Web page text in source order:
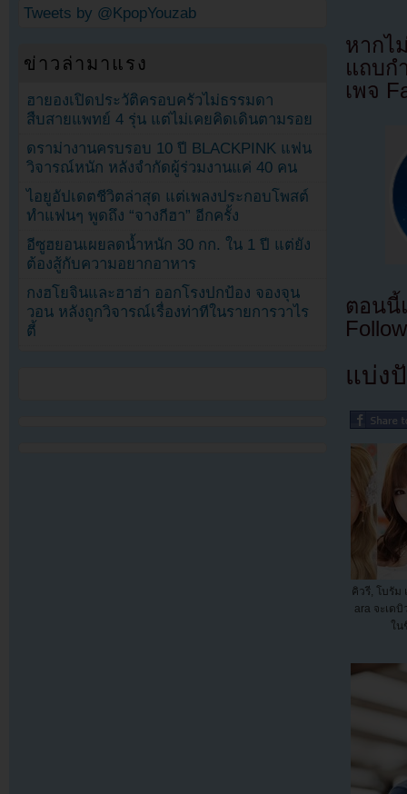
หากไ
แถบก
เพจ
ตอนนี้
แบ่ง
คิวรี, โบรัม
ara จะเด
ใน
Tweets by @KpopYouzab
ข่าวล่ามาแรง
ฮายองเปิดประวัติครอบครัวไม่ธรรมดา
สืบสายแพทย์ 4 รุ่น แต่ไม่เคยคิดเดินตามรอย
ดราม่างานครบรอบ 10 ปี BLACKPINK แฟน
วิจารณ์หนัก หลังจำกัดผู้ร่วมงานแค่ 40 คน
ไอยูอัปเดตชีวิตล่าสุด แต่เพลงประกอบโพสต์
ทำแฟนๆ พูดถึง “จางกีฮา” อีกครั้ง
อีซูฮยอนเผยลดน้ำหนัก 30 กก. ใน 1 ปี แต่ยัง
ต้องสู้กับความอยากอาหาร
กงฮโยจินและฮาฮ่า ออกโรงปกป้อง จองจุน
วอน หลังถูกวิจารณ์เรื่องท่าทีในรายการวาไร
ตี้